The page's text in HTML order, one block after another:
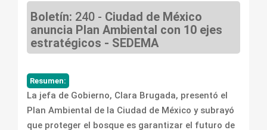
Boletín: 240 - Ciudad de México
anuncia Plan Ambiental con 10 ejes
estratégicos - SEDEMA
Resumen:
La jefa de Gobierno, Clara Brugada, presentó el
Plan Ambiental de la Ciudad de México y subrayó
que proteger el bosque es garantizar el futuro de